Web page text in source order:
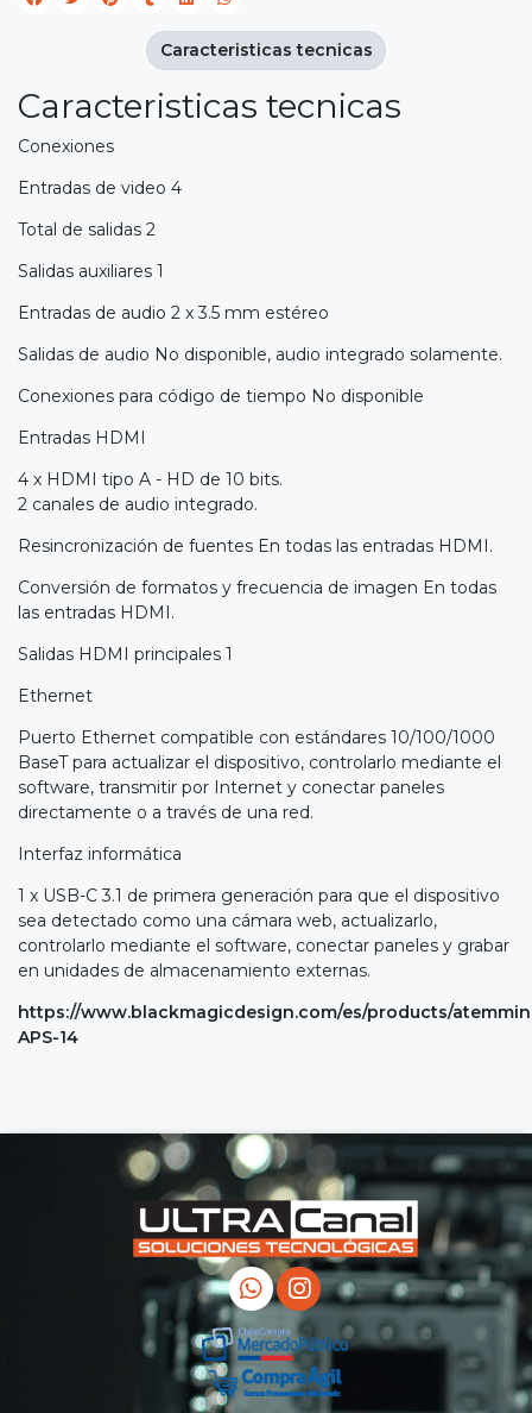
Caracteristicas tecnicas
Conexiones
Entradas de video 4
Total de salidas 2
Salidas auxiliares 1
Entradas de audio 2 x 3.5 mm estéreo
Salidas de audio No disponible, audio integrado solamente.
Conexiones para código de tiempo No disponible
Entradas HDMI
4 x HDMI tipo A - HD de 10 bits.
2 canales de audio integrado.
Resincronización de fuentes En todas las entradas HDMI.
Conversión de formatos y frecuencia de imagen En todas
las entradas HDMI.
Salidas HDMI principales 1
Ethernet
Puerto Ethernet compatible con estándares 10/100/1000
BaseT para actualizar el dispositivo, controlarlo mediante el
software, transmitir por Internet y conectar paneles
directamente o a través de una red.
Interfaz informática
1 x USB-C 3.1 de primera generación para que el dispositivo
sea detectado como una cámara web, actualizarlo,
controlarlo mediante el software, conectar paneles y grabar
en unidades de almacenamiento externas.
https://www.blackmagicdesign.com/es/products/
APS-14
Caracteristicas tecnicas